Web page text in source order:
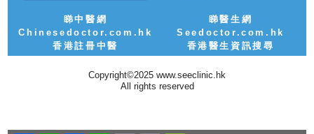
睇中醫網
Chinesedoctor.com.hk
香港註冊中醫
睇醫生網
Seedoctor.com.hk
香港醫生資訊搜尋
Copyright©2025 www.seeclinic.hk
All rights reserved